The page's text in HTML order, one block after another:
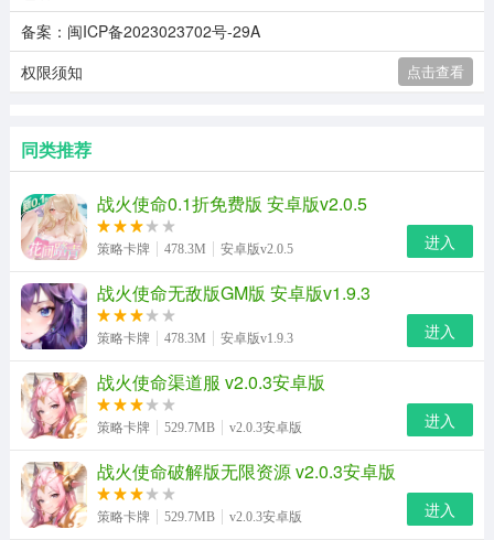
备案：闽ICP备2023023702号-29A
权限须知
点击查看
同类推荐
战火使命0.1折免费版 安卓版v2.0.5
策略卡牌 478.3M 安卓版v2.0.5 进入
战火使命无敌版GM版 安卓版v1.9.3
策略卡牌 478.3M 安卓版v1.9.3 进入
战火使命渠道服 v2.0.3安卓版
策略卡牌 529.7MB v2.0.3安卓版 进入
战火使命破解版无限资源 v2.0.3安卓版
策略卡牌 529.7MB v2.0.3安卓版 进入